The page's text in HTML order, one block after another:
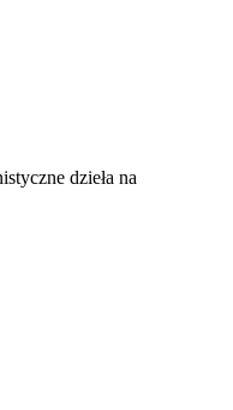
dzieła na